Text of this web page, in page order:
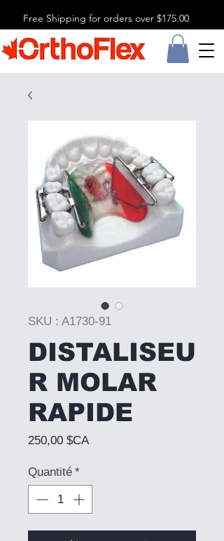
Free Shipping for orders over $175.00
SKU : A1730-91
DISTALISEU
R MOLAR
RAPIDE
250,00 $CAPrix
Quantité *